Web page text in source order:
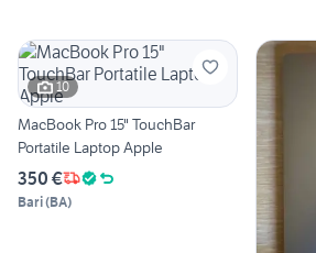
10
MacBook Pro 15" TouchBar
Portatile Laptop Apple
350 €
Bari(BA)